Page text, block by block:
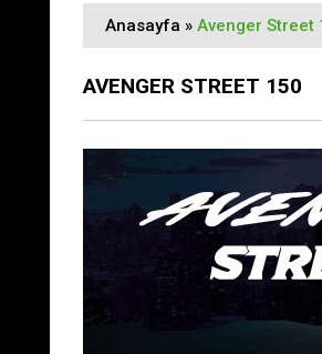
Anasayfa » Avenger Street
AVENGER STREET 150